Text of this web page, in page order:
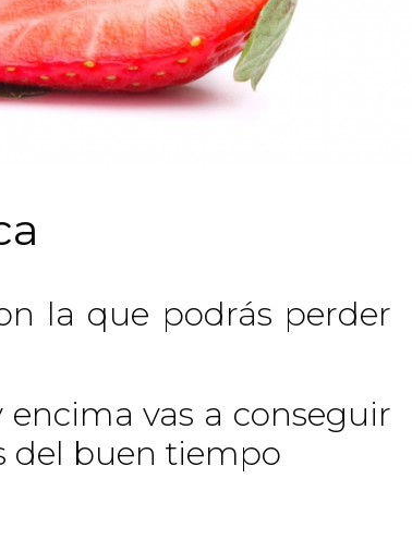
la que podrás perder
vas a conseguir
del buen tiempo